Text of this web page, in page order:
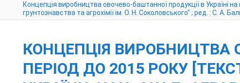
Концепція виробництва овочево-баштанної продукції в Україні
грунтознавства та агрохімії ім. О. Н. Соколовського" ; ред. : С. А.
КОНЦЕПЦІЯ ВИРОБНИЦТВА
ПЕРІОД ДО 2015 РОКУ